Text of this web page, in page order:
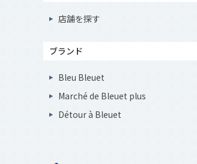
店舗を探す
ブランド
Bleu Bleuet
Marché de Bleuet plus
Détour à Bleuet